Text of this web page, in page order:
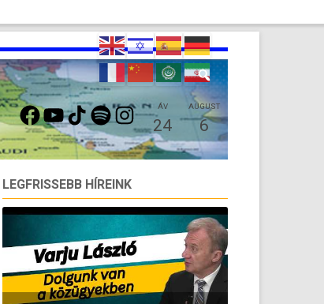
FACEBOOKYOUTUBETIKTOKSPOTIFYINSTAGRAMÁV
24
AUGUST
6
LEGFRISSEBB HÍREINK